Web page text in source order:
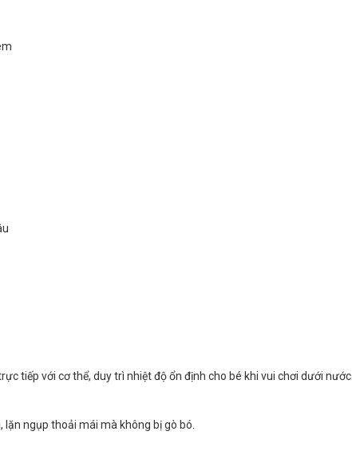
tiếp với cơ thể, duy trì nhiệt độ ổn định cho bé khi vui chơi dưới nước.
lặn ngụp thoải mái mà không bị gò bó.